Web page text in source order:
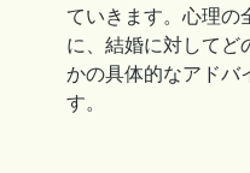
ていきます。心理の
に、結婚に対してど
かの具体的なアドバ
す。